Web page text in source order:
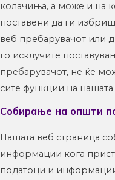
колачиња, а може и на
поставени да ги
веб пребарувачот или
го исклучите
пребарувачот, не ќе
сите функции на
Собирање на општи
Нашата веб страница
информации кога
податоци и информации